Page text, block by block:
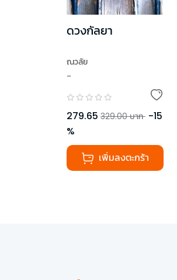
ดวงกัลยา
ณวลัย
-
279.65 329.00 บาท -15
%
เพิ่มลงตะกร้า